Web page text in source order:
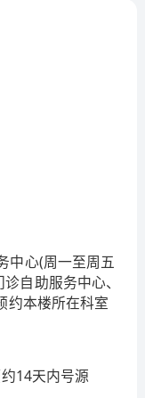
制造局路639
院区（高科西路
）和祝桥院区
本医疗服务，主
海市120的定点
。
万平方米。总
张。临床科室64
人。九院拥有5
涤生教授、口
戴尅戎教授、口
病眼肿瘤专家范
鲜明、具备一定
三级甲等综合性
腔医学中心和口
中心(周一至周五
自助服务中心、
约本楼所在科室
14天内号源